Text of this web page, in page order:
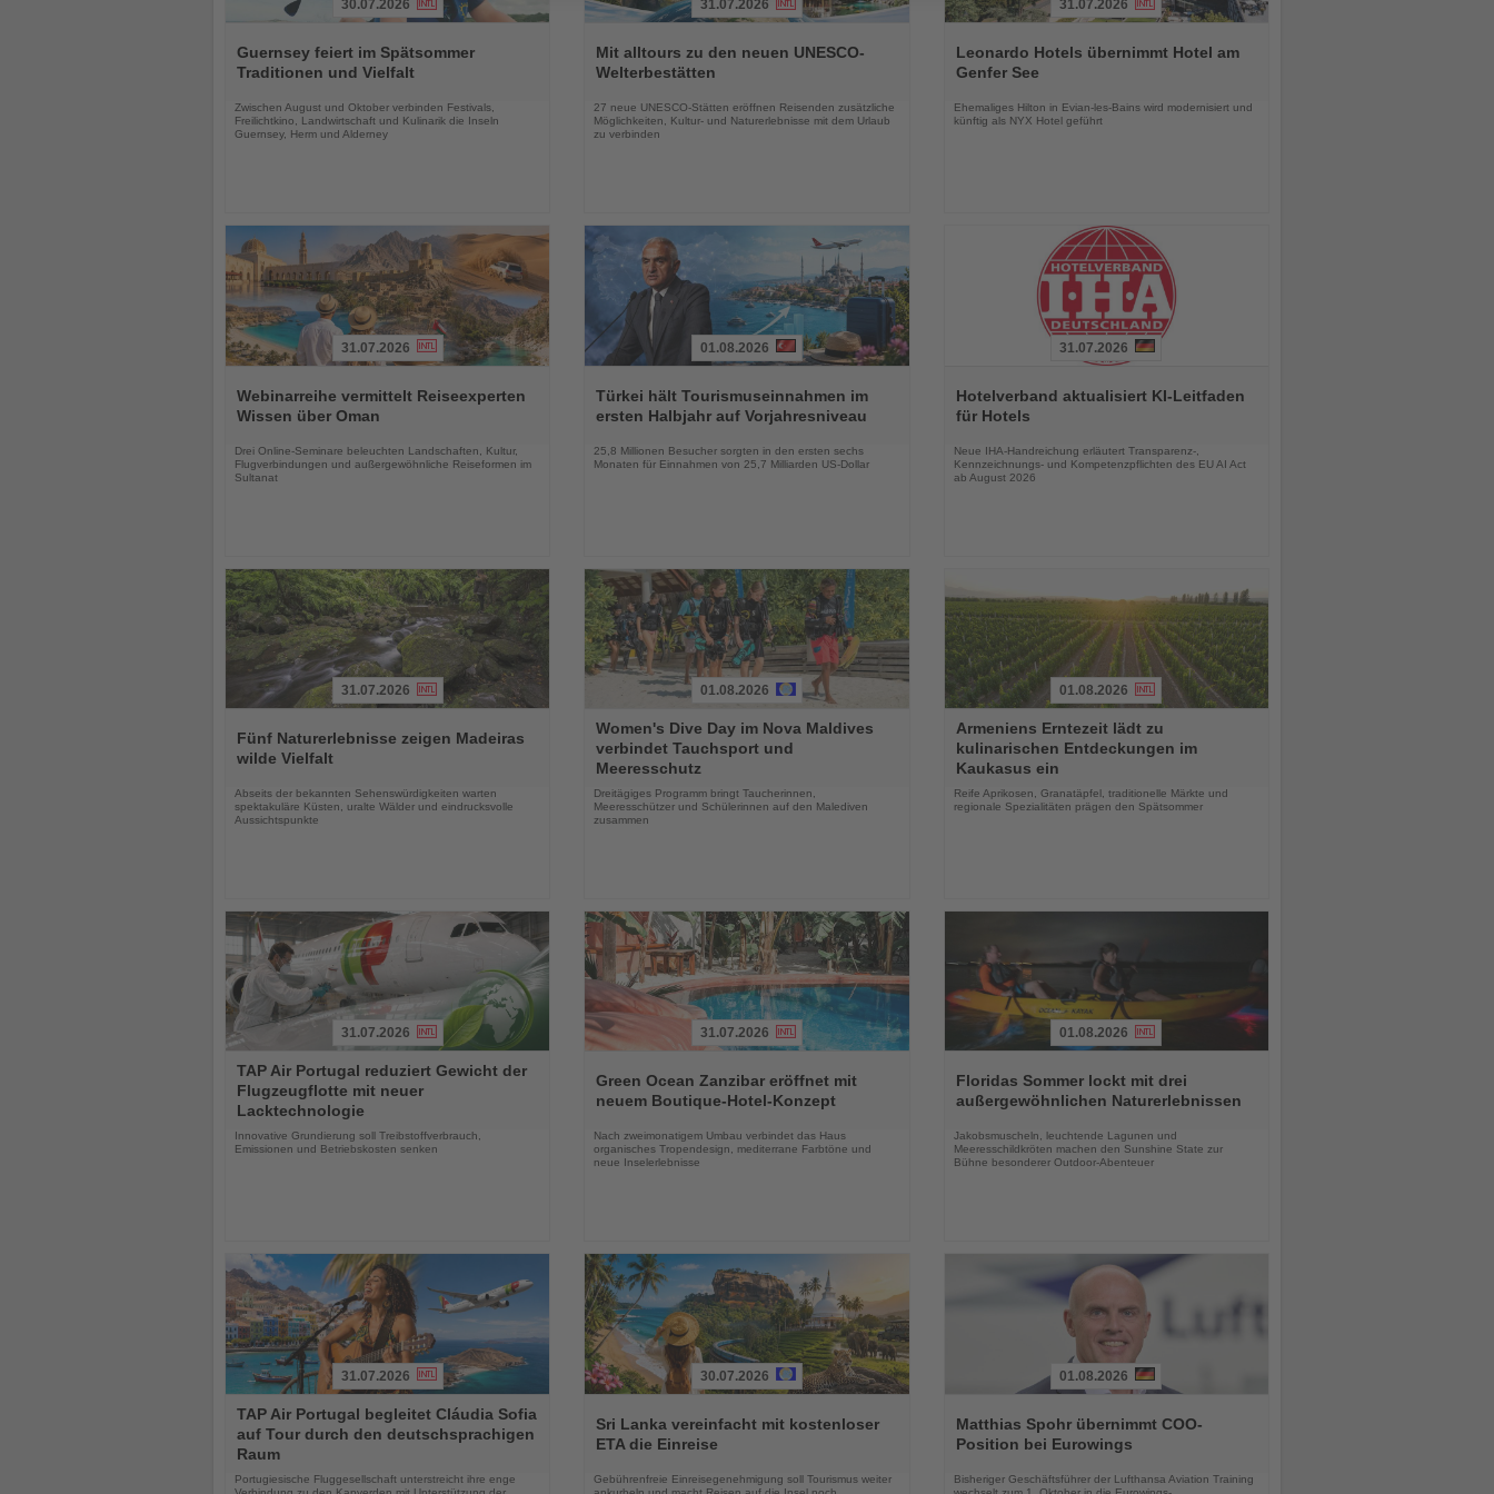
Sie
die
30.07.2026
Guernsey feiert im Spätsommer
Traditionen und Vielfalt
Zwischen August und Oktober verbinden Festivals,
Freilichtkino, Landwirtschaft und Kulinarik die Inseln
Guernsey, Herm und Alderney
Sie
die
31.07.2026
Mit alltours zu den neuen UNESCO-
Welterbestätten
27 neue UNESCO-Stätten eröffnen Reisenden zusätzliche
Möglichkeiten, Kultur- und Naturerlebnisse mit dem Urlaub
zu verbinden
Sie
die
31.07.2026
Leonardo Hotels übernimmt Hotel am
Genfer See
Ehemaliges Hilton in Evian-les-Bains wird modernisiert und
künftig als NYX Hotel geführt
Sie
die
31.07.2026
Webinarreihe vermittelt Reiseexperten
Wissen über Oman
Drei Online-Seminare beleuchten Landschaften, Kultur,
Flugverbindungen und außergewöhnliche Reiseformen im
Sultanat
Sie
die
01.08.2026
Türkei hält Tourismuseinnahmen im
ersten Halbjahr auf Vorjahresniveau
25,8 Millionen Besucher sorgten in den ersten sechs
Monaten für Einnahmen von 25,7 Milliarden US-Dollar
Sie
die
31.07.2026
Hotelverband aktualisiert KI-Leitfaden
für Hotels
Neue IHA-Handreichung erläutert Transparenz-,
Kennzeichnungs- und Kompetenzpflichten des EU AI Act
ab August 2026
Sie
die
31.07.2026
Fünf Naturerlebnisse zeigen Madeiras
wilde Vielfalt
Abseits der bekannten Sehenswürdigkeiten warten
spektakuläre Küsten, uralte Wälder und eindrucksvolle
Aussichtspunkte
Sie
die
Nachrichten
01.08.2026
Women's Dive Day im Nova Maldives
verbindet Tauchsport und
Meeresschutz
Dreitägiges Programm bringt Taucherinnen,
Meeresschützer und Schülerinnen auf den Malediven
zusammen
Sie
die
Nachrichten
01.08.2026
Armeniens Erntezeit lädt zu
kulinarischen Entdeckungen im
Kaukasus ein
Reife Aprikosen, Granatäpfel, traditionelle Märkte und
regionale Spezialitäten prägen den Spätsommer
Sie
die
Nachrichten
31.07.2026
TAP Air Portugal reduziert Gewicht der
Flugzeugflotte mit neuer
Lacktechnologie
Innovative Grundierung soll Treibstoffverbrauch,
Emissionen und Betriebskosten senken
Sie
die
31.07.2026
Green Ocean Zanzibar eröffnet mit
neuem Boutique-Hotel-Konzept
Nach zweimonatigem Umbau verbindet das Haus
organisches Tropendesign, mediterrane Farbtöne und
neue Inselerlebnisse
Sie
die
Nachrichten
01.08.2026
Floridas Sommer lockt mit drei
außergewöhnlichen Naturerlebnissen
Jakobsmuscheln, leuchtende Lagunen und
Meeresschildkröten machen den Sunshine State zur
Bühne besonderer Outdoor-Abenteuer
Sie
die
Nachrichten
31.07.2026
TAP Air Portugal begleitet Cláudia Sofia
auf Tour durch den deutschsprachigen
Raum
Portugiesische Fluggesellschaft unterstreicht ihre enge
Sie
die
30.07.2026
Sri Lanka vereinfacht mit kostenloser
ETA die Einreise
Gebührenfreie Einreisegenehmigung soll Tourismus weiter
Sie
die
01.08.2026
Matthias Spohr übernimmt COO-
Position bei Eurowings
Bisheriger Geschäftsführer der Lufthansa Aviation Training